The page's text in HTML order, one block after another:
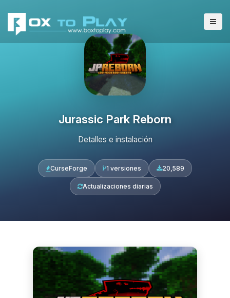
Jurassic Park Reborn
Detalles e instalación
CurseForge 1 versiones 20,589
Actualizaciones diarias